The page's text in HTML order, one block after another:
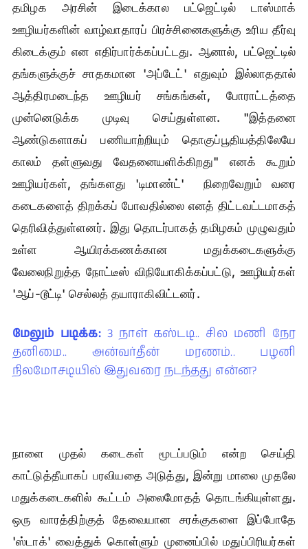
தமிழக அரசின் இடைக்கால பட்ஜெட்டில் டாஸ்மாக்
ஊழியர்களின் வாழ்வாதாரப் பிரச்சினைகளுக்கு உரிய தீர்வு
கிடைக்கும் என எதிர்பார்க்கப்பட்டது. ஆனால், பட்ஜெட்டில்
தங்களுக்குச் சாதகமான 'அப்டேட்' எதுவும் இல்லாததால்
ஆத்திரமடைந்த ஊழியர் சங்கங்கள், போராட்டத்தை
முன்னெடுக்க முடிவு செய்துள்ளன. "இத்தனை
ஆண்டுகளாகப் பணியாற்றியும் தொகுப்பூதியத்திலேயே
காலம் தள்ளுவது வேதனையளிக்கிறது" எனக் கூறும்
ஊழியர்கள், தங்களது 'டிமாண்ட்' நிறைவேறும் வரை
கடைகளைத் திறக்கப் போவதில்லை எனத் திட்டவட்டமாகத்
தெரிவித்துள்ளனர். இது தொடர்பாகத் தமிழகம் முழுவதும்
உள்ள ஆயிரக்கணக்கான மதுக்கடைகளுக்கு
வேலைநிறுத்த நோட்டீஸ் விநியோகிக்கப்பட்டு, ஊழியர்கள்
'ஆப்-டூட்டி' செல்லத் தயாராகிவிட்டனர்.
மேலும் படிக்க:3 நாள் கஸ்டடி.. சில மணி நேர
தனிமை.. அன்வர்தீன் மரணம்.. பழனி
நிலமோசடியில் இதுவரை நடந்தது என்ன?
நாளை முதல் கடைகள் மூடப்படும் என்ற செய்தி
காட்டுத்தீயாகப் பரவியதை அடுத்து, இன்று மாலை முதலே
மதுக்கடைகளில் கூட்டம் அலைமோதத் தொடங்கியுள்ளது.
ஒரு வாரத்திற்குத் தேவையான சரக்குகளை இப்போதே
'ஸ்டாக்' வைத்துக் கொள்ளும் முனைப்பில் மதுப்பிரியர்கள்